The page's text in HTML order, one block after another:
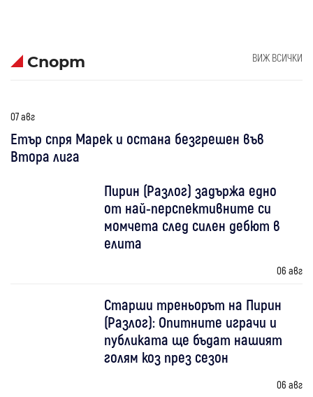
Спорт ВИЖ ВСИЧКИ
07 авг
Етър спря Марек и остана безгрешен във
Втора лига
Пирин (Разлог) задържа едно
от най-перспективните си
момчета след силен дебют в
елита
06 авг
Старши треньорът на Пирин
(Разлог): Опитните играчи и
публиката ще бъдат нашият
голям коз през сезон
06 авг